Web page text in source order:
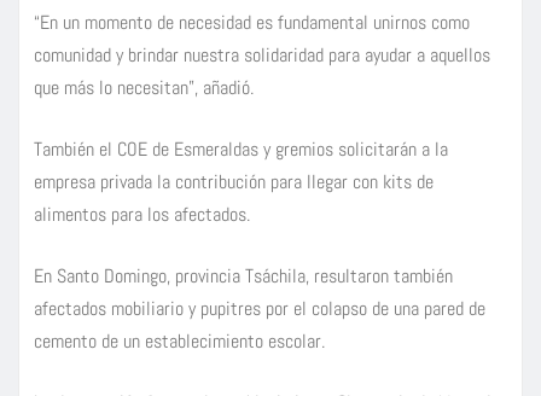
“En un momento de necesidad es fundamental unirnos como
comunidad y brindar nuestra solidaridad para ayudar a aquellos
que más lo necesitan”, añadió.
También el COE de Esmeraldas y gremios solicitarán a la
empresa privada la contribución para llegar con kits de
alimentos para los afectados.
En Santo Domingo, provincia Tsáchila, resultaron también
afectados mobiliario y pupitres por el colapso de una pared de
cemento de un establecimiento escolar.